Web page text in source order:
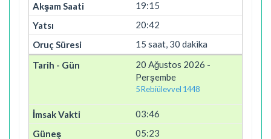
19:15
20:42
15 saat, 30 dakika
20 Ağustos 2026 -
Perşembe
5 Rebiülevvel 1448
03:46
05:23